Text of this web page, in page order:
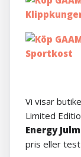
Vi visar
Limited
Energy
pris eller